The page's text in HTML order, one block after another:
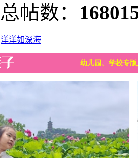
总帖数：
洋洋如深海